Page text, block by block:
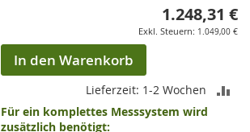
1.248,31 €
1.049,00 €
In den Warenkorb
Lieferzeit: 1-2 Wochen
Für ein komplettes Messsystem wird
zusätzlich benötigt: